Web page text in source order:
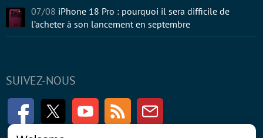
SUIVEZ-NOUS
FacebookTwitter Youtube RSS Newsletter
07/08 iPhone 18 Pro : pourquoi il sera difficile de
l’acheter à son lancement en septembre